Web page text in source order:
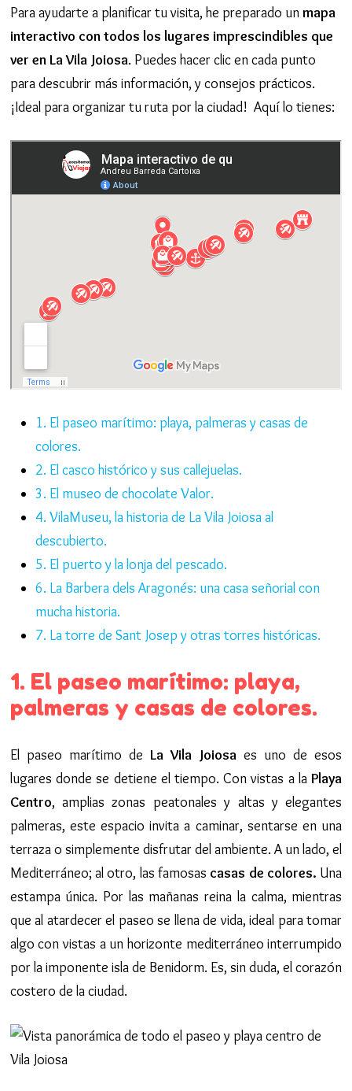
Para ayudarte a planificar tu visita, he preparado unmapa
interactivo con todos los lugares imprescindibles que
ver en La Vila Joiosa. Puedes hacer clic en cada punto
para descubrir más información, y consejos prácticos.
¡Ideal para organizar tu ruta por la ciudad! Aquí lo tienes:
1. El paseo marítimo: playa, palmeras y casas de
colores.
2. El casco histórico y sus callejuelas.
3. El museo de chocolate Valor.
4. VilaMuseu, la historia de La Vila Joiosa al
descubierto.
5. El puerto y la lonja del pescado.
6. La Barbera dels Aragonés: una casa señorial con
mucha historia.
7. La torre de Sant Josep y otras torres históricas.
1. El paseo marítimo: playa,
palmeras y casas de colores.
El paseo marítimo de La Vila Joiosa es uno de esos
lugares donde se detiene el tiempo. Con vistas a laPlaya
Centro, amplias zonas peatonales y altas y elegantes
palmeras, este espacio invita a caminar, sentarse en una
terraza o simplemente disfrutar del ambiente. A un lado, el
Mediterráneo; al otro, las famosas casas de colores. Una
estampa única. Por las mañanas reina la calma, mientras
que al atardecer el paseo se llena de vida, ideal para tomar
algo con vistas a un horizonte mediterráneo interrumpido
por la imponente isla de Benidorm. Es, sin duda, el corazón
costero de la ciudad.